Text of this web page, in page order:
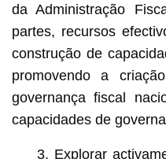
da Administração
partes, recursos
construção de
promovendo a
governança fiscal
capacidades de
3. Explorar